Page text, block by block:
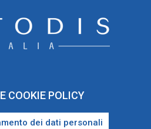
COOKIE POLICY
dei dati personali